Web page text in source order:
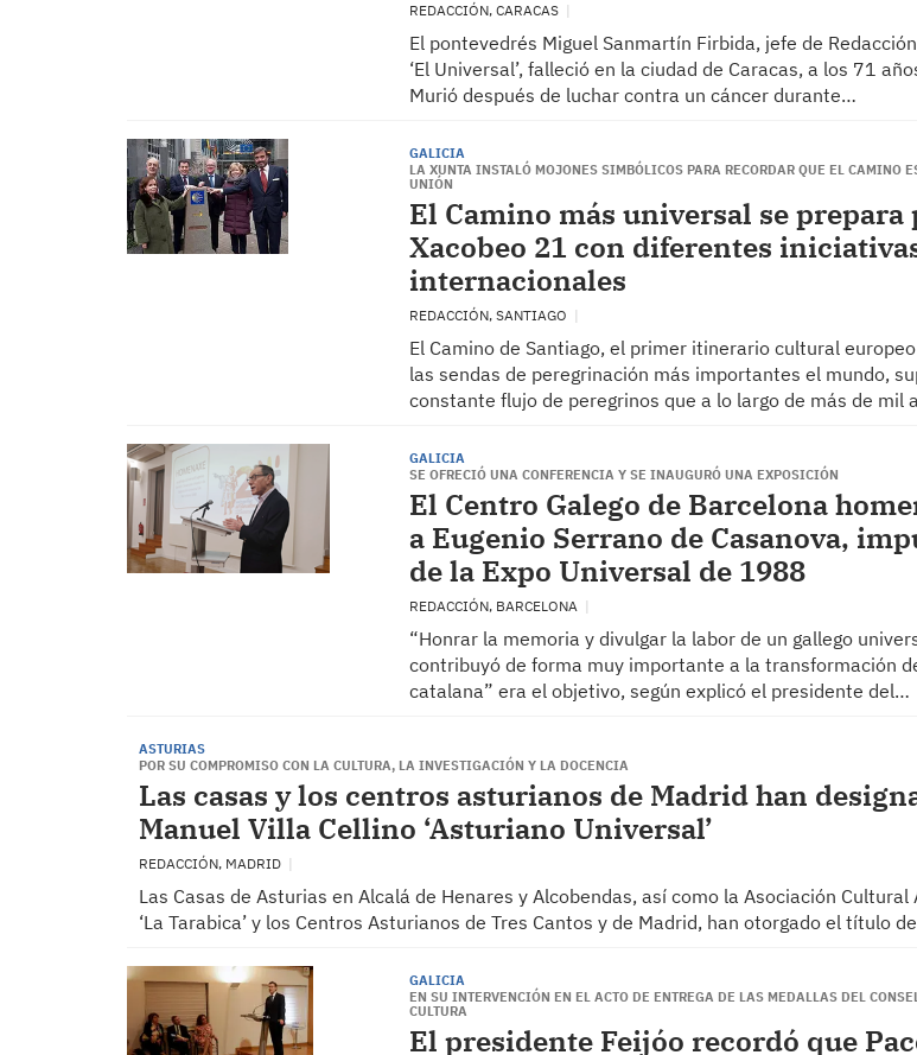
REDACCIÓN, CARACAS
El pontevedrés Miguel Sanmartín Firbida, jefe de
‘El Universal’, falleció en la ciudad de Caracas, a los 71
Murió después de luchar contra un cáncer durante…
GALICIA
LA XUNTA INSTALÓ MOJONES SIMBÓLICOS PARA RECORDAR QUE EL CAMINO
UNIÓN
El Camino más universal se prepara
Xacobeo 21 con diferentes
internacionales
REDACCIÓN, SANTIAGO
El Camino de Santiago, el primer itinerario cultural
las sendas de peregrinación más importantes el mundo,
constante flujo de peregrinos que a lo largo de más de mil
GALICIA
SE OFRECIÓ UNA CONFERENCIA Y SE INAUGURÓ UNA EXPOSICIÓN
El Centro Galego de Barcelona
a Eugenio Serrano de Casanova,
de la Expo Universal de 1988
REDACCIÓN, BARCELONA
“Honrar la memoria y divulgar la labor de un gallego
contribuyó de forma muy importante a la transformación
catalana” era el objetivo, según explicó el presidente del…
ASTURIAS
POR SU COMPROMISO CON LA CULTURA, LA INVESTIGACIÓN Y LA DOCENCIA
Las casas y los centros asturianos de Madrid han
Manuel Villa Cellino ‘Asturiano Universal’
REDACCIÓN, MADRID
Las Casas de Asturias en Alcalá de Henares y Alcobendas, así como la Asociación Cultural
‘La Tarabica’ y los Centros Asturianos de Tres Cantos y de Madrid, han otorgado el título
GALICIA
EN SU INTERVENCIÓN EN EL ACTO DE ENTREGA DE LAS MEDALLAS DEL
CULTURA
El presidente Feijóo recordó que